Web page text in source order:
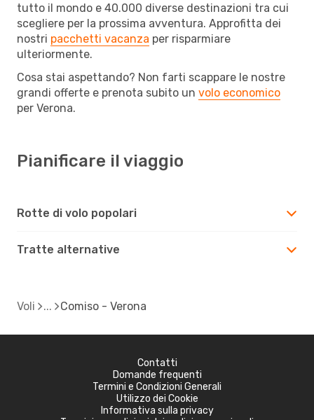
tutto il mondo e 40.000 diverse destinazioni tra cui
scegliere per la prossima avventura. Approfitta dei
nostri pacchetti vacanza per risparmiare
ulteriormente.
Cosa stai aspettando? Non farti scappare le nostre
grandi offerte e prenota subito un volo economico
per Verona.
Pianificare il viaggio
Rotte di volo popolari
Tratte alternative
Voli Comiso - Verona
Contatti
Domande frequenti
Termini e Condizioni Generali
Utilizzo dei Cookie
Informativa sulla privacy